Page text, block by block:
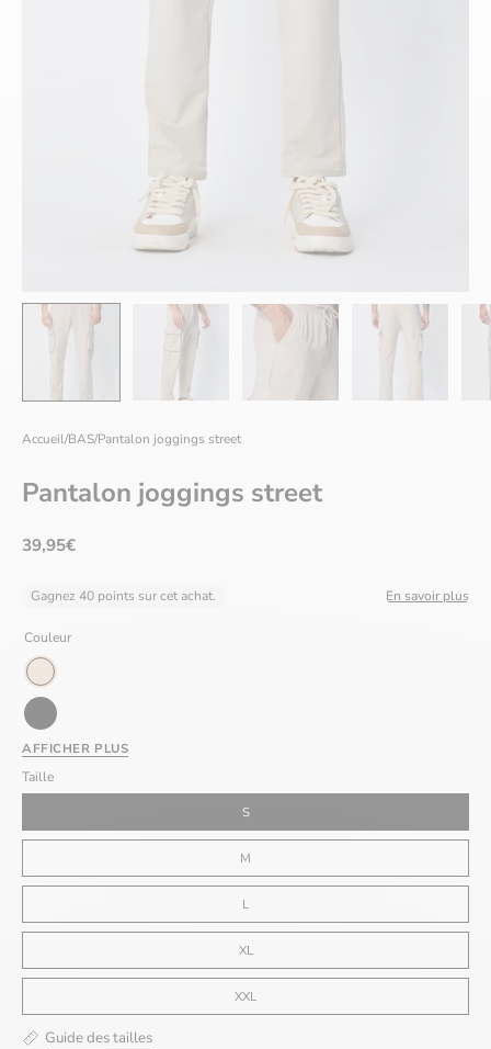
Accueil/BAS/Pantalon joggings street
Pantalon joggings street
39,95€
Gagnez 40 points sur cet achat. En savoir plus
Taille
S
M
L
XL
XXL
Couleur
Beige
Noir
Marron
AFFICHER PLUS
Guide des tailles